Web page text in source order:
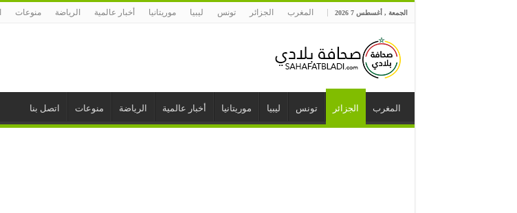
الجمعة , أغسطس 7 2026 المغرب الجزائر تونس ليبيا موريتانيا أخبار عالمية الرياضة منوعات
المغرب الجزائر تونس ليبيا موريتانيا أخبار عالمية الرياضة منوعات اتصل بنا